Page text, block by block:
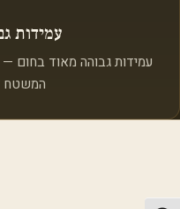
עמידות
עמידות גבוהה מאוד בחום —
המשטח